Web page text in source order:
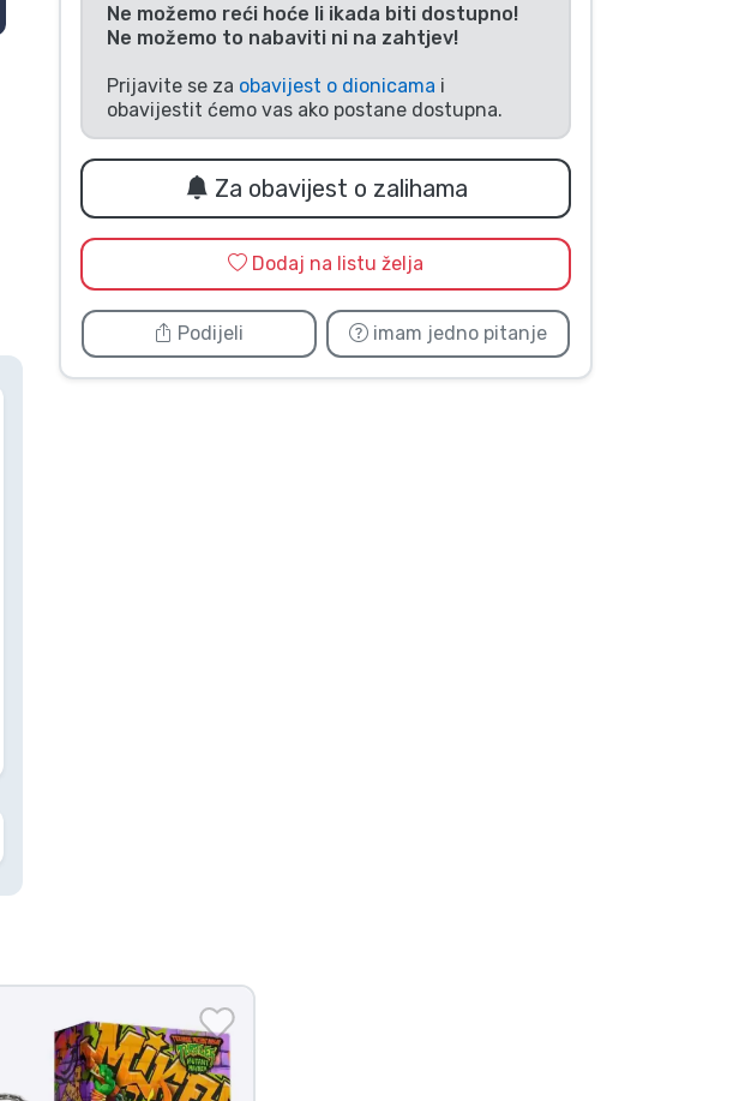
Ne možemo reći hoće li ikada biti dostupno!
Ne možemo to nabaviti ni na zahtjev!
Prijavite se za obavijest o dionicama i
obavijestit ćemo vas ako postane dostupna.
Za obavijest o zalihama
Dodaj na listu želja
Podijeli imam jedno pitanje